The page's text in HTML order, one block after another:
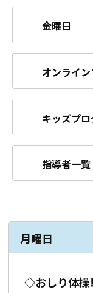
金曜日
オンライン
キッズプ
指導者一覧
月曜日
◇おしり体操